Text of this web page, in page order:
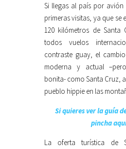
Si llegas al país por
primeras visitas, ya que se
120 kilómetros de Santa
todos vuelos
contraste guay, el
moderna y actual
bonita- como Santa Cruz,
pueblo hippie en las
Si quieres ver la guía
pincha
La oferta turística de